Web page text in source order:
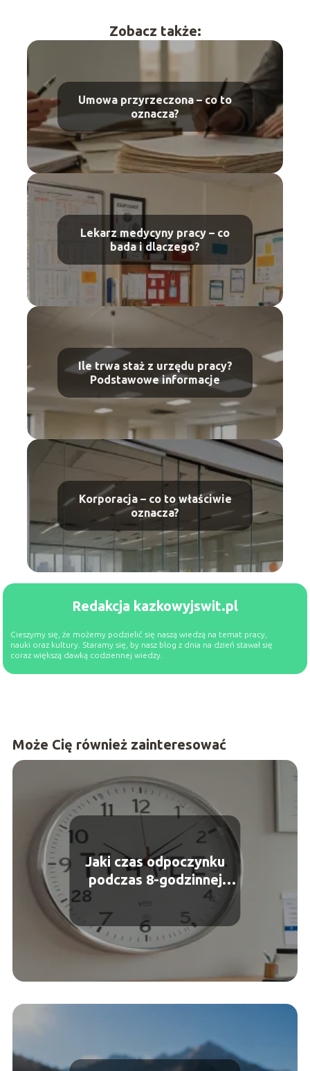
Zobacz także:
Umowa przyrzeczona – co to
oznacza?
Lekarz medycyny pracy – co
bada i dlaczego?
Ile trwa staż z urzędu pracy?
Podstawowe informacje
Korporacja – co to właściwie
oznacza?
Redakcja kazkowyjswit.pl
Cieszymy się, że możemy podzielić się naszą wiedzą na temat pracy,
nauki oraz kultury. Staramy się, by nasz blog z dnia na dzień stawał się
coraz większą dawką codziennej wiedzy.
Może Cię również zainteresować
Jaki czas odpoczynku
podczas 8-godzinnej
pracy? Twoje uprawnienia
jako pracownika